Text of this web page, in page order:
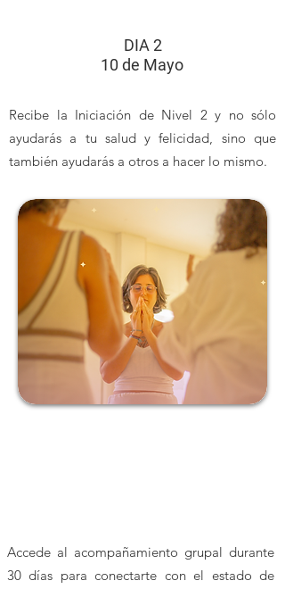
DIA 2
10 de Mayo
Recibe la Iniciación de Nivel 2 y no sólo
ayudarás a tu salud y felicidad, sino que
también ayudarás a otros a hacer lo mismo.
Accede al acompañamiento grupal durante
30 días para conectarte con el estado de